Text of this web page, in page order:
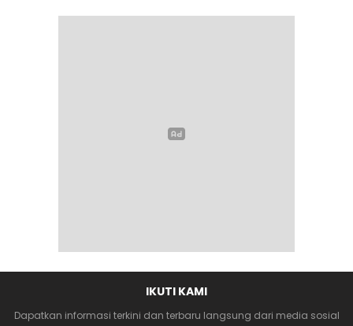
IKUTI KAMI
Dapatkan informasi terkini dan terbaru langsung dari media sosial